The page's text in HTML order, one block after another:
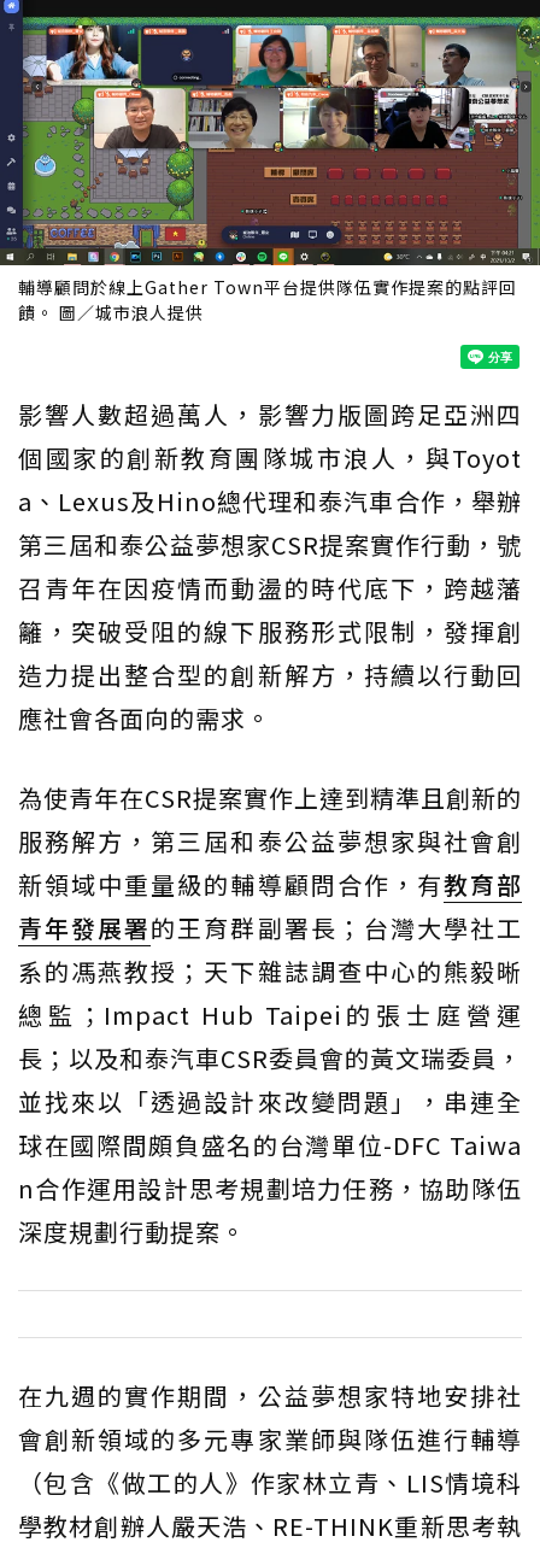
輔導顧問於線上Gather Town平台提供隊伍實作提案的點評回
饋。 圖／城市浪人提供
影響人數超過萬人，影響力版圖跨足亞洲四
個國家的創新教育團隊城市浪人，與Toyot
a、Lexus及Hino總代理和泰汽車合作，舉辦
第三屆和泰公益夢想家CSR提案實作行動，號
召青年在因疫情而動盪的時代底下，跨越藩
籬，突破受阻的線下服務形式限制，發揮創
造力提出整合型的創新解方，持續以行動回
應社會各面向的需求。
為使青年在CSR提案實作上達到精準且創新的
服務解方，第三屆和泰公益夢想家與社會創
新領域中重量級的輔導顧問合作，有教育部
青年發展署的王育群副署長；台灣大學社工
系的馮燕教授；天下雜誌調查中心的熊毅晰
總監；Impact Hub Taipei的張士庭營運
長；以及和泰汽車CSR委員會的黃文瑞委員，
並找來以「透過設計來改變問題」，串連全
球在國際間頗負盛名的台灣單位-DFC Taiwa
n合作運用設計思考規劃培力任務，協助隊伍
深度規劃行動提案。
在九週的實作期間，公益夢想家特地安排社
會創新領域的多元專家業師與隊伍進行輔導
（包含《做工的人》作家林立青、LIS情境科
學教材創辦人嚴天浩、RE-THINK重新思考執